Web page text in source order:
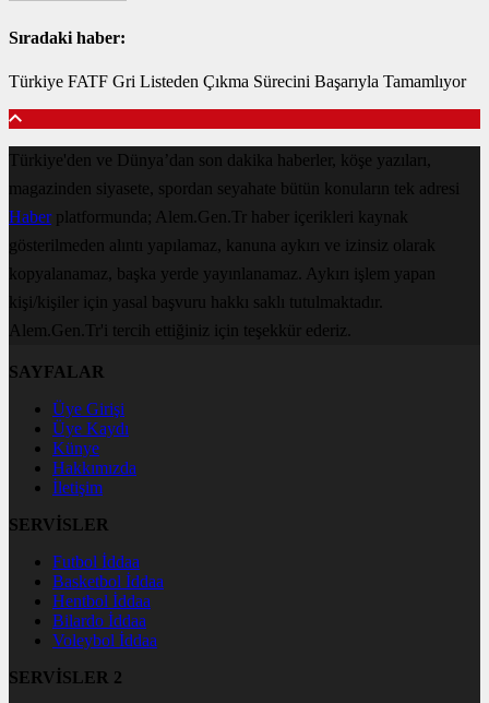
Sıradaki haber:
Türkiye FATF Gri Listeden Çıkma Sürecini Başarıyla Tamamlıyor
Türkiye'den ve Dünya’dan son dakika haberler, köşe yazıları,
magazinden siyasete, spordan seyahate bütün konuların tek adresi
Haberplatformunda; Alem.Gen.Tr haber içerikleri kaynak
gösterilmeden alıntı yapılamaz, kanuna aykırı ve izinsiz olarak
kopyalanamaz, başka yerde yayınlanamaz. Aykırı işlem yapan
kişi/kişiler için yasal başvuru hakkı saklı tutulmaktadır.
Alem.Gen.Tr'i tercih ettiğiniz için teşekkür ederiz.
SAYFALAR
Üye Girişi
Üye Kaydı
Künye
Hakkımızda
İletişim
SERVİSLER
Futbol İddaa
Basketbol İddaa
Hentbol İddaa
Bilardo İddaa
Voleybol İddaa
SERVİSLER 2